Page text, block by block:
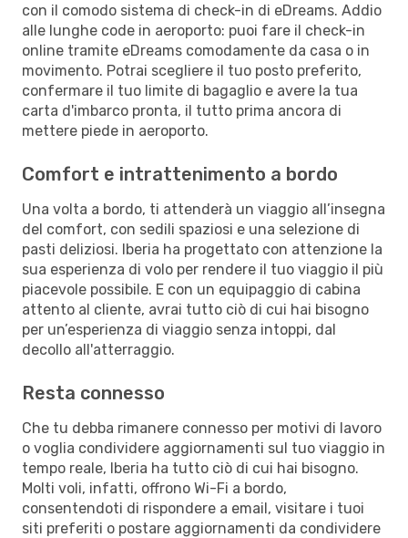
con il comodo sistema di check-in di eDreams. Addio
alle lunghe code in aeroporto: puoi fare il check-in
online tramite eDreams comodamente da casa o in
movimento. Potrai scegliere il tuo posto preferito,
confermare il tuo limite di bagaglio e avere la tua
carta d'imbarco pronta, il tutto prima ancora di
mettere piede in aeroporto.
Comfort e intrattenimento a bordo
Una volta a bordo, ti attenderà un viaggio all’insegna
del comfort, con sedili spaziosi e una selezione di
pasti deliziosi. Iberia ha progettato con attenzione la
sua esperienza di volo per rendere il tuo viaggio il più
piacevole possibile. E con un equipaggio di cabina
attento al cliente, avrai tutto ciò di cui hai bisogno
per un’esperienza di viaggio senza intoppi, dal
decollo all'atterraggio.
Resta connesso
Che tu debba rimanere connesso per motivi di lavoro
o voglia condividere aggiornamenti sul tuo viaggio in
tempo reale, Iberia ha tutto ciò di cui hai bisogno.
Molti voli, infatti, offrono Wi-Fi a bordo,
consentendoti di rispondere a email, visitare i tuoi
siti preferiti o postare aggiornamenti da condividere